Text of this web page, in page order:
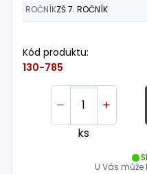
ROČNÍKZŠ 7. ROČNÍK
Kód produktu:
130-785
ks
U Vás může